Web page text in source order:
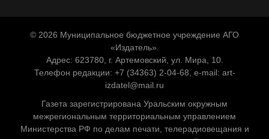
© 2026 Муниципальное бюджетное учреждение АГО
«Издатель».
Адрес: 623780, г. Артемовский, ул. Мира, 10.
Телефон редакции: +7 (34363) 2-04-68, e-mail: art-
izdatel@mail.ru
Газета зарегистрирована Уральским окружным
межрегиональным территориальным управлением
Министерства РФ по делам печати, телерадиовещания и